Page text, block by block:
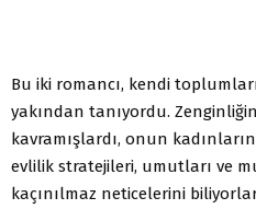
Bu iki romancı, kendi
yakından tanıyordu.
kavramışlardı, onun
evlilik stratejileri, umutları ve
kaçınılmaz neticelerini